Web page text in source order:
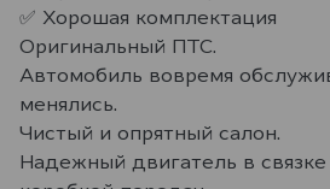
✅ Хорошая комплектация
Оригинальный ПТС.
Автомобиль вовремя
менялись.
Чистый и опрятный салон.
Надежный двигатель в связке